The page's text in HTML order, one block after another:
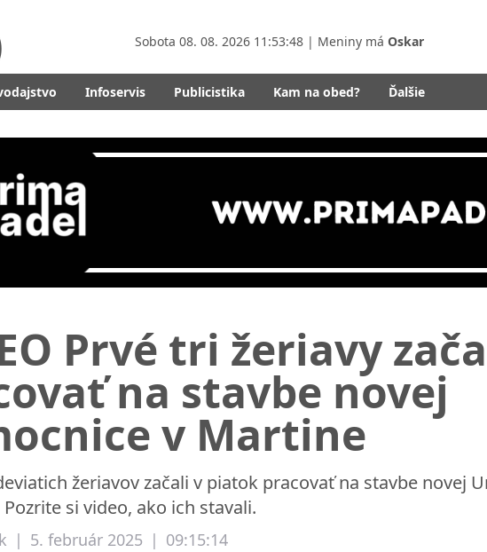
Sobota 08. 08. 2026 11:53:50 | Meniny má Oskar
Infoservis Publicistika Kam na obed? Ďalšie
Prvé tri žeriavy
na stavbe novej
v Martine
žeriavov začali v piatok pracovať na stavbe novej
si video, ako ich stavali.
| 5. február 2025 | 09:15:14